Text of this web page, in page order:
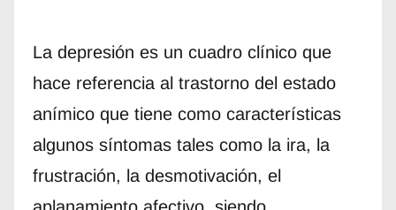
La depresión es un cuadro clínico que
hace referencia al trastorno del estado
anímico que tiene como características
algunos síntomas tales como la ira, la
frustración, la desmotivación, el